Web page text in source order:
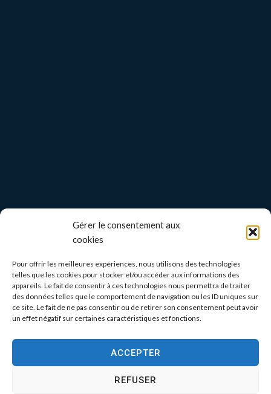
Gérer le consentement aux
cookies
Pour offrir les meilleures expériences, nous utilisons des technologies
telles que les cookies pour stocker et/ou accéder aux informations des
appareils. Le fait de consentir à ces technologies nous permettra de traiter
des données telles que le comportement de navigation ou les ID uniques sur
ce site. Le fait de ne pas consentir ou de retirer son consentement peut avoir
un effet négatif sur certaines caractéristiques et fonctions.
ACCEPTER
REFUSER